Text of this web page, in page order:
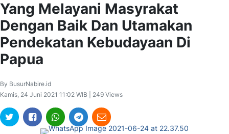
Yang Melayani Masyrakat
Dengan Baik Dan Utamakan
Pendekatan Kebudayaan Di
Papua
By BusurNabire.id
Kamis, 24 Juni 2021 11:02 WIB | 249 Views